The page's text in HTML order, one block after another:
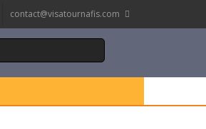
contact@visatournafis.com